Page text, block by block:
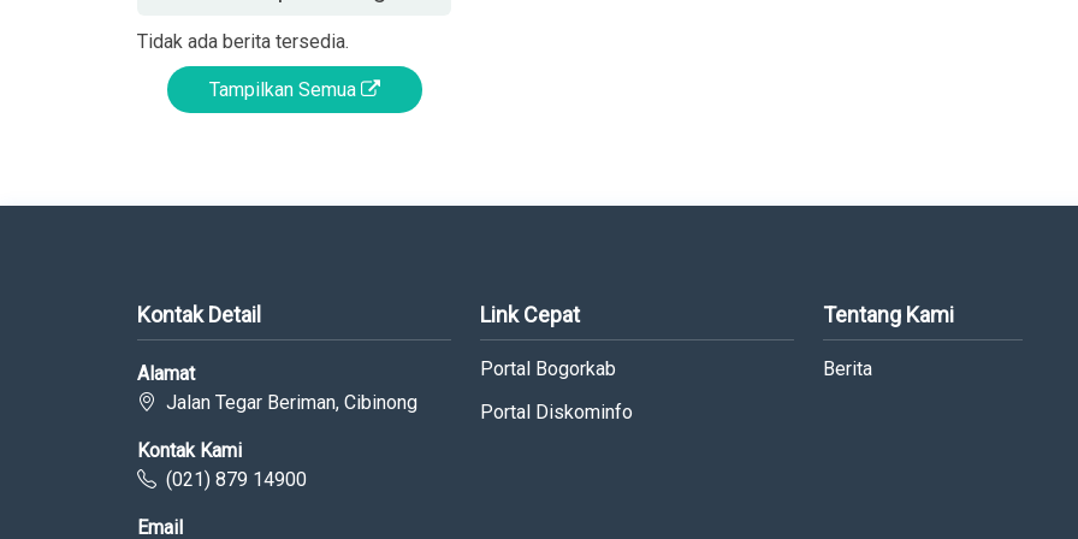
Tidak ada berita tersedia.
Tampilkan Semua
Kontak Detail
Alamat
Jalan Tegar Beriman, Cibinong
Kontak Kami
(021) 879 14900
Email
Link Cepat
Portal Bogorkab
Portal Diskominfo
Tentang Kami
Berita